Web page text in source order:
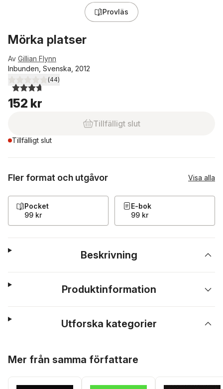
Provläs
Mörka platser
Av Gillian Flynn
Inbunden, Svenska, 2012
3,7utav 5 stjärnor. Totalt antal röster:
(44)
152 kr
Tillfälligt slut
Tillfälligt slut
Fler format och utgåvor Visa alla
Pocket
99 kr
E-bok
99 kr
Beskrivning
Produktinformation
Utforska kategorier
Mer från samma författare